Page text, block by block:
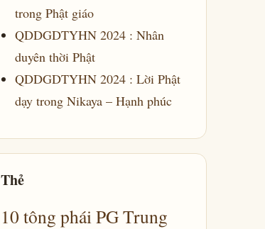
trong Phật giáo
QDDGDTYHN 2024 : Nhân
duyên thời Phật
QDDGDTYHN 2024 : Lời Phật
dạy trong Nikaya – Hạnh phúc
Thẻ
10 tông phái PG Trung